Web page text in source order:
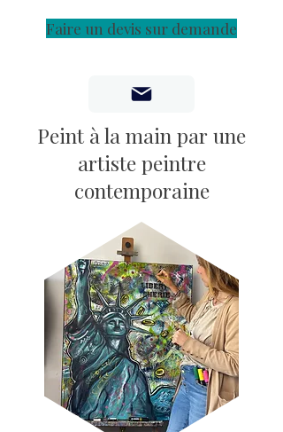
Faire un devis sur demande
Peint à la main par une
artiste peintre
contemporaine